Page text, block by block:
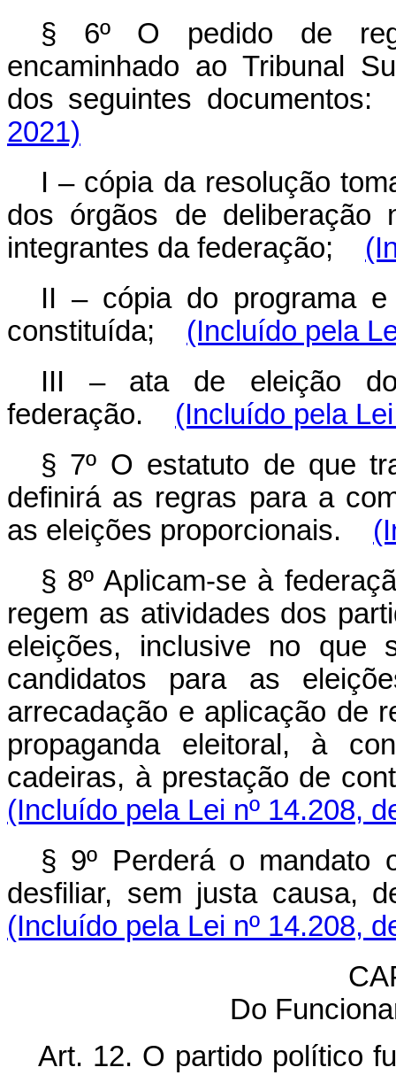
§ 6º O pedido de
encaminhado ao Tribunal
dos seguintes documentos:
2021)
I – cópia da resolução
dos órgãos de deliberação
integrantes da federação;
II – cópia do programa
constituída;
(Incluído pela
III – ata de eleição
federação.
(Incluído pela
§ 7º O estatuto de que
definirá as regras para a
as eleições proporcionais.
§ 8º Aplicam-se à
regem as atividades dos
eleições, inclusive no que
candidatos para as
arrecadação e aplicação de
propaganda eleitoral, à
cadeiras, à prestação de
(Incluído pela Lei nº 14.208,
§ 9º Perderá o mandato
desfiliar, sem justa causa,
(Incluído pela Lei nº 14.208,
Do
Art. 12. O partido político